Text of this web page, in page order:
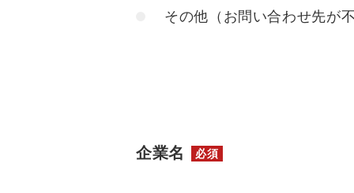
その他（お問い合わせ先が
企業名 必須